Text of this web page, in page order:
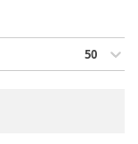
50